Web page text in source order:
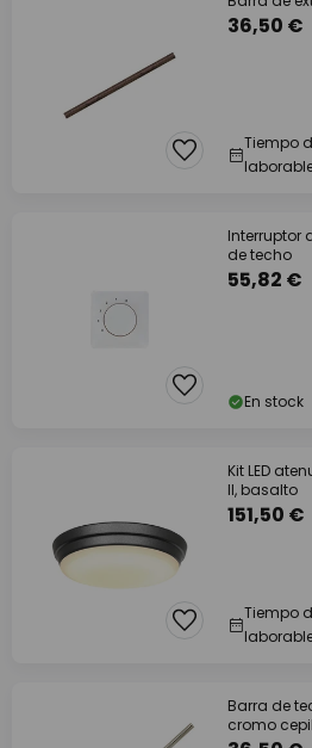
36,50 €
Tiempo
Interruptor
de techo
55,82 €
En stock
Kit LED
II, basalto
151,50 €
Tiempo
Barra de
cromo